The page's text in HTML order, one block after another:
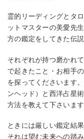
霊的リーディングとタ
ットマスターの美愛先
方の鑑定をしてきた伝
それぞれが持つ磨かれ
で起きたこと・お相手
を探ってくださいます
ンヘッド）と西洋占星
方法を教えて下さいます
ときには厳しい鑑定結
それは望む未来への踏